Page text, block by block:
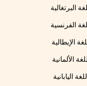
البرتغالية
الفرنسية
الإيطالية
الألمانية
اليابانية